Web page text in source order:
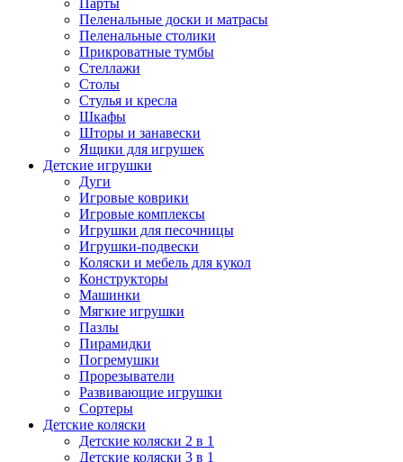
Парты
Пеленальные доски и матрасы
Пеленальные столики
Прикроватные тумбы
Стеллажи
Столы
Стулья и кресла
Шкафы
Шторы и занавески
Ящики для игрушек
Детские игрушки
Дуги
Игровые коврики
Игровые комплексы
Игрушки для песочницы
Игрушки-подвески
Коляски и мебель для кукол
Конструкторы
Машинки
Мягкие игрушки
Пазлы
Пирамидки
Погремушки
Прорезыватели
Развивающие игрушки
Сортеры
Детские коляски
Детские коляски 2 в 1
Детские коляски 3 в 1